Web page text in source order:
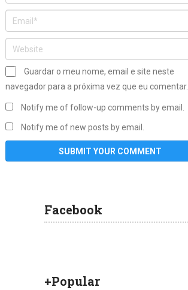
Guardar o meu nome, email e site neste
navegador para a próxima vez que eu comentar.
Notify me of follow-up comments by email.
Notify me of new posts by email.
Facebook
+Popular